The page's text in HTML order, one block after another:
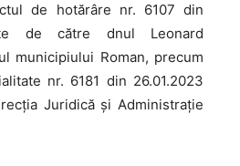
de hotărâre nr. 6107 din
de către dnul Leonard
municipiului Roman, precum
nr. 6181 din 26.01.2023
Juridică și Administrație